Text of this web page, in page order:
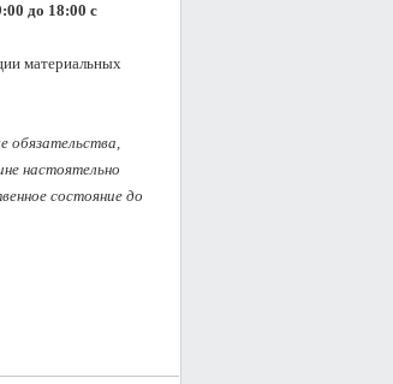
до 18:00 с
материальных
обязательства,
настоятельно
состояние до